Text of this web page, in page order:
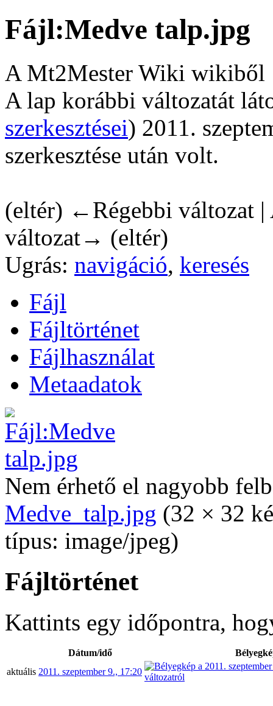
Fájl:Medve talp.jpg
A Mt2Mester Wiki wikiből
A lap korábbi változatát
szerkesztései) 2011.
szerkesztése után volt.
(eltér) ←Régebbi változat
változat→ (eltér)
Ugrás: navigáció, keresés
Fájl
Fájltörténet
Fájlhasználat
Metaadatok
Nem érhető el nagyobb
Medve_talp.jpg (32 × 32
típus: image/jpeg)
Fájltörténet
Kattints egy időpontra,
Dátum/idő
aktuális 2011. szeptember 9., 17:20